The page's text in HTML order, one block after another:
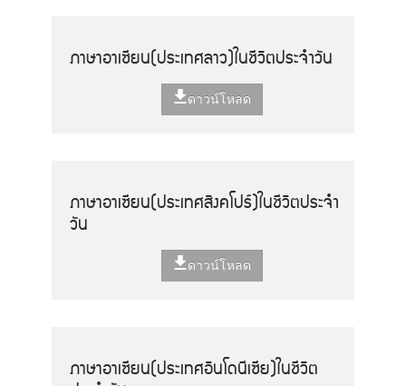
ภาษาอาเซียน(ประเทศลาว)ในชีวิตประจำวัน
ดาวน์โหลด
ภาษาอาเซียน(ประเทศสิงคโปร์)ในชีวิตประจำ
วัน
ดาวน์โหลด
ภาษาอาเซียน(ประเทศอินโดนีเซีย)ในชีวิต